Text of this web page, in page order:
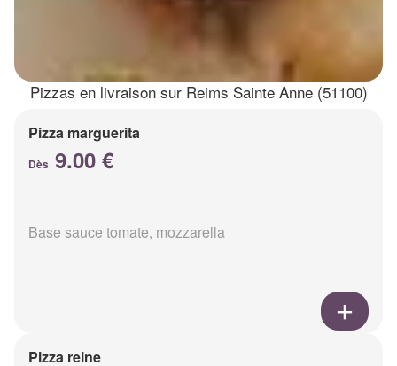
Pizzas en livraison sur Reims Sainte Anne (51100)
Pizza marguerita
Dès 9.00 €
Base sauce tomate, mozzarella
Pizza reine